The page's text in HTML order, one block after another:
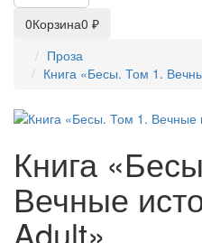
0Корзина0 ₽
Проза
Книга «Бесы. Том 1.
Книга
Вечные